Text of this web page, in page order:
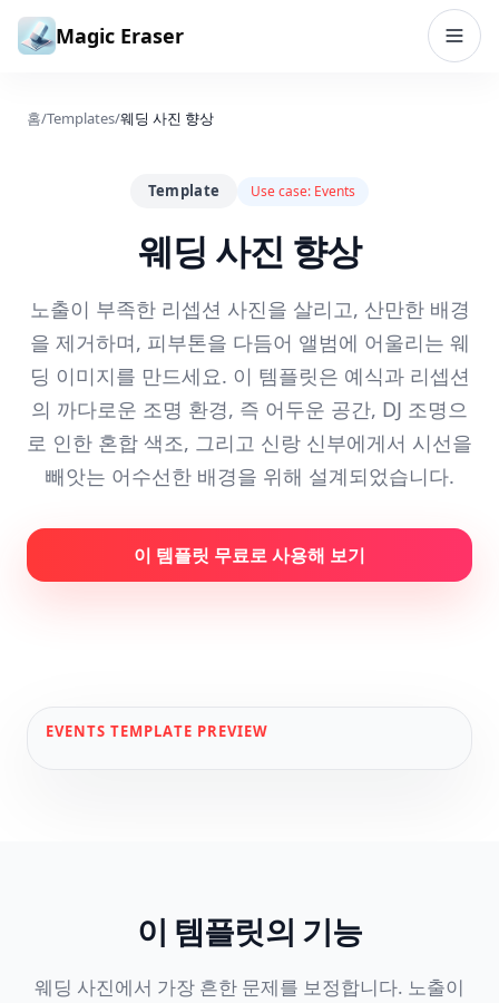
본문으로 건너뛰기
Magic Eraser
홈/Templates/웨딩 사진 향상
Template Use case: Events
웨딩 사진 향상
노출이 부족한 리셉션 사진을 살리고, 산만한 배경
을 제거하며, 피부톤을 다듬어 앨범에 어울리는 웨
딩 이미지를 만드세요. 이 템플릿은 예식과 리셉션
의 까다로운 조명 환경, 즉 어두운 공간, DJ 조명으
로 인한 혼합 색조, 그리고 신랑 신부에게서 시선을
빼앗는 어수선한 배경을 위해 설계되었습니다.
이 템플릿 무료로 사용해 보기
EVENTS TEMPLATE PREVIEW
이 템플릿의 기능
웨딩 사진에서 가장 흔한 문제를 보정합니다. 노출이